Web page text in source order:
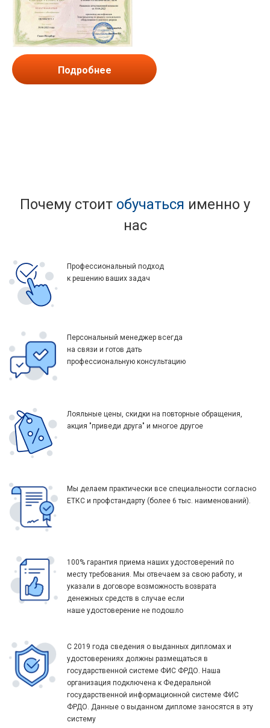
Подробнее
Почему стоит обучаться именно у
нас
Профессиональный подход
к решению ваших задач
Персональный менеджер всегда
на связи и готов дать
профессиональную консультацию
Лояльные цены, скидки на повторные обращения,
акция "приведи друга" и многое другое
Мы делаем практически все специальности согласно
ЕТКС и профстандарту (более 6 тыс. наименований).
100% гарантия приема наших удостоверений по
месту требования. Мы отвечаем за свою работу, и
указали в договоре возможность возврата
денежных средств в случае если
наше удостоверение не подошло
С 2019 года сведения о выданных дипломах и
удостоверениях должны размещаться в
государственной системе ФИС ФРДО. Наша
организация подключена к Федеральной
государственной информационной системе ФИС
ФРДО. Данные о выданном дипломе заносятся в эту
систему